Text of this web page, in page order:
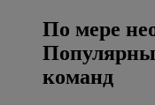
По мере
команд